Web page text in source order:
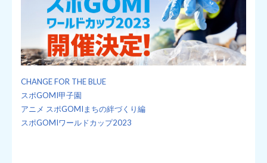
CHANGE FOR THE BLUE
スポGOMI甲子園
アニメ スポGOMIまちの絆づくり編
スポGOMIワールドカップ2023